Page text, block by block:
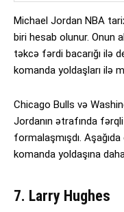
Michael Jordan NBA
biri hesab olunur. Onun
təkcə fərdi bacarığı ilə
komanda yoldaşları ilə
Chicago Bulls və
Jordanın ətrafında
formalaşmışdı.
komanda yoldaşına
7. Larry Hughes